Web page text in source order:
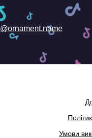
@ornament.name
Умови